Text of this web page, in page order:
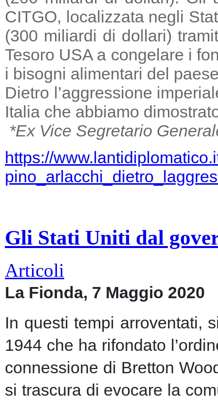
CITGO, localizzata negli
(300 miliardi di dollari)
Tesoro USA a congelare i
i bisogni alimentari del
Dietro l’aggressione
Italia che abbiamo
*Ex Vice Segretario
https://
Gli Stati Uniti dal
Articoli
La Fionda, 7 Maggio 2020
In questi tempi arroventati,
1944 che ha rifondato
connessione di Bretton
si trascura di evocare la